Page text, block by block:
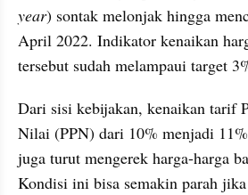
year) sontak melonjak hingga
April 2022. Indikator kenaikan
tersebut sudah melampaui target
Dari sisi kebijakan, kenaikan tarif
Nilai (PPN) dari 10% menjadi
juga turut mengerek harga-harga
Kondisi ini bisa semakin parah